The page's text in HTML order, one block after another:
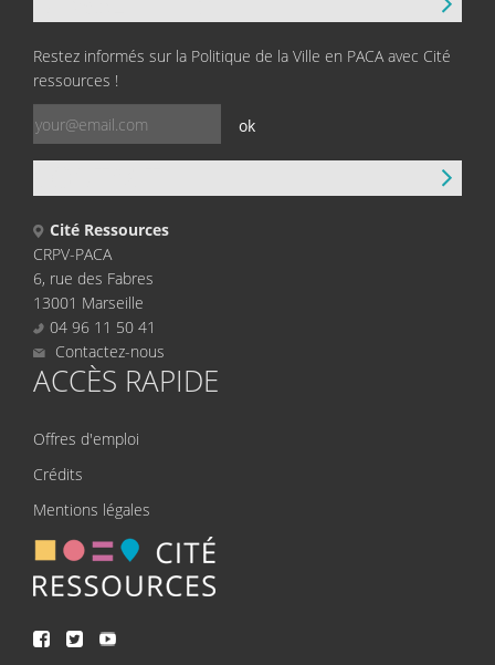
Restez informés sur la Politique de la Ville en PACA avec Cité
ressources !
ok
Cité Ressources
CRPV-PACA
6, rue des Fabres
13001 Marseille
04 96 11 50 41
Contactez-nous
ACCÈS RAPIDE
Offres d'emploi
Crédits
Mentions légales